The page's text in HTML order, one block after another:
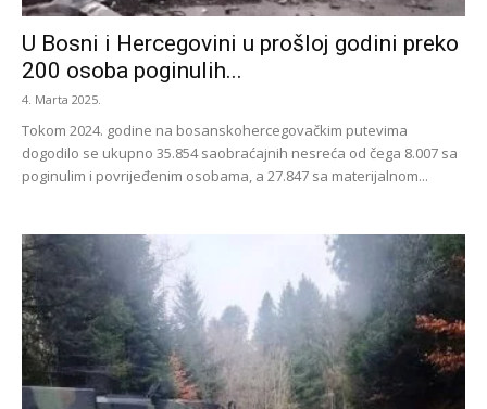
U Bosni i Hercegovini u prošloj godini preko
200 osoba poginulih...
4. Marta 2025.
Tokom 2024. godine na bosanskohercegovačkim putevima
dogodilo se ukupno 35.854 saobraćajnih nesreća od čega 8.007 sa
poginulim i povrijeđenim osobama, a 27.847 sa materijalnom...